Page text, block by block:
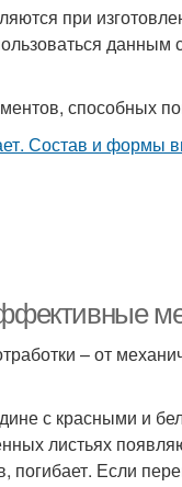
при
данным
способных
– от
с красными и
листьях
Если